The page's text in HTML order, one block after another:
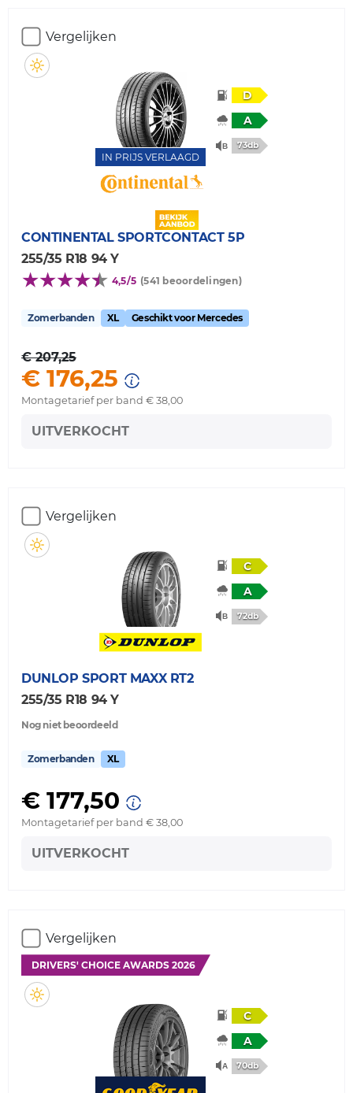
Vergelijken
IN PRIJS VERLAAGD
D
A
73db
CONTINENTAL SPORTCONTACT 5P
255/35 R18 94 Y
4,5/5 (541 beoordelingen)
Zomerbanden XL Geschikt voor Mercedes
€ 207,25
€ 176,25
Montagetarief per band € 38,00
UITVERKOCHT
Vergelijken
C
A
72db
DUNLOP SPORT MAXX RT2
255/35 R18 94 Y
Nog niet beoordeeld
Zomerbanden XL
€ 177,50
Montagetarief per band € 38,00
UITVERKOCHT
Vergelijken
DRIVERS' CHOICE AWARDS 2026
C
A
70db